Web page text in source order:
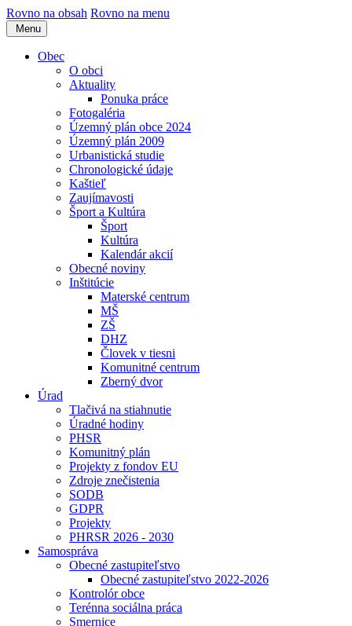
Rovno na obsah Rovno na menu
Menu
Obec
O obci
Aktuality
Ponuka práce
Fotogaléria
Územný plán obce 2024
Územný plán 2009
Urbanistická studie
Chronologické údaje
Kaštieľ
Zaujímavosti
Šport a Kultúra
Šport
Kultúra
Kalendár akcií
Obecné noviny
Inštitúcie
Materské centrum
MŠ
ZŠ
DHZ
Človek v tiesni
Komunitné centrum
Zberný dvor
Úrad
Tlačivá na stiahnutie
Úradné hodiny
PHSR
Komunitný plán
Projekty z fondov EU
Zdroje znečistenia
SODB
GDPR
Projekty
PHRSR 2026 - 2030
Samospráva
Obecné zastupiteľstvo
Obecné zastupiteľstvo 2022-2026
Kontrolór obce
Terénna sociálna práca
Smernice